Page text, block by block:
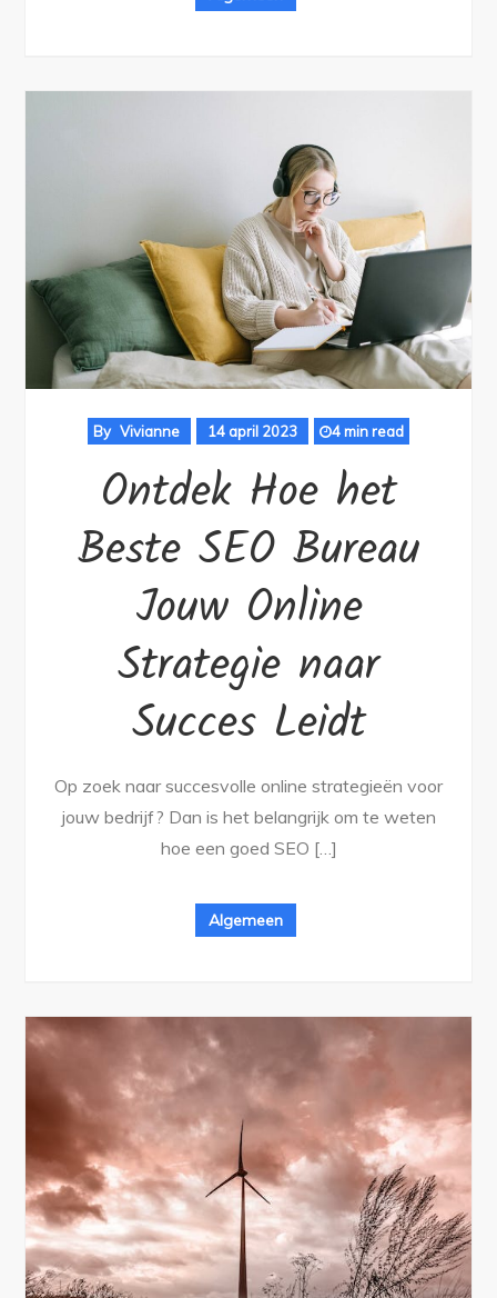
By Vivianne 14 april 2023 4 min read
Ontdek Hoe het
Beste SEO Bureau
Jouw Online
Strategie naar
Succes Leidt
Op zoek naar succesvolle online strategieën voor
jouw bedrijf? Dan is het belangrijk om te weten
hoe een goed SEO […]
Algemeen